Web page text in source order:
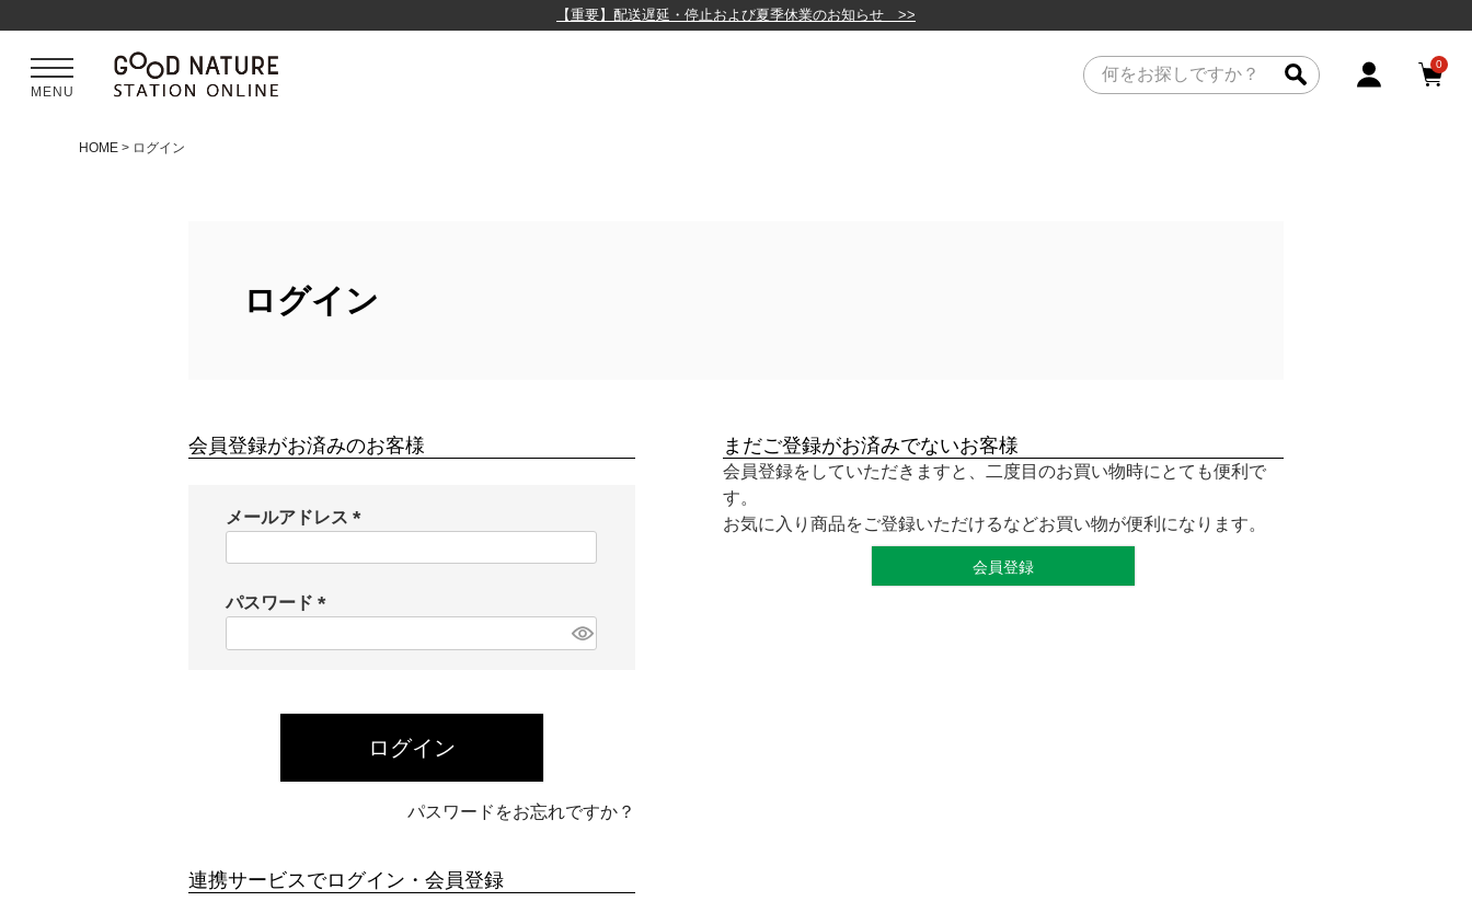
【重要】配送遅延・停止および夏季休業のお知らせ >>
MENU
0
HOME ログイン
ログイン
会員登録がお済みのお客様
メールアドレス
)
パスワード
必
)
ログイン
パスワードをお忘れですか？
連携サービスでログイン・会員登録
まだご登録がお済みでないお客様
会員登録をしていただきますと、二度目のお買い物時にとても便利で
す。
お気に入り商品をご登録いただけるなどお買い物が便利になります。
会員登録